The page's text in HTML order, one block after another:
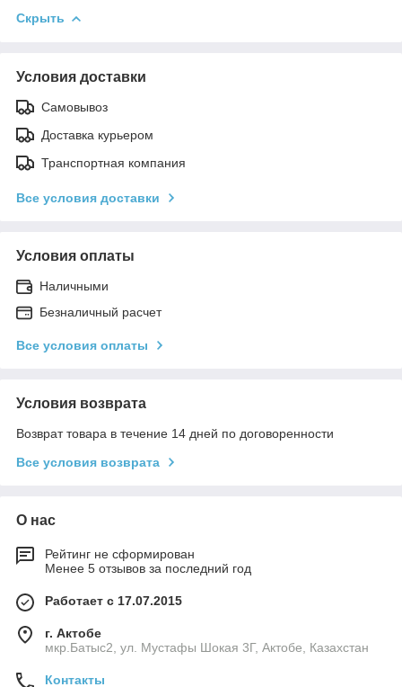
Скрыть
Условия доставки
Самовывоз
Доставка курьером
Транспортная компания
Все условия доставки
Условия оплаты
Наличными
Безналичный расчет
Все условия оплаты
Условия возврата
Возврат товара в течение 14 дней по договоренности
Все условия возврата
О нас
Рейтинг не сформирован
Менее 5 отзывов за последний год
Работает с 17.07.2015
г. Актобе
мкр.Батыс2, ул. Мустафы Шокая 3Г, Актобе, Казахстан
Контакты